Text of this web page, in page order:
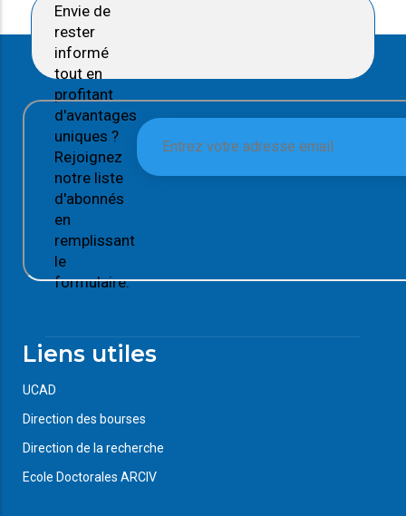
Envie de
rester
informé
tout en
profitant
d'avantages
uniques ?
Rejoignez
notre liste
d'abonnés
en
remplissant
le
formulaire.
Liens utiles
UCAD
Direction des bourses
Direction de la recherche
Ecole Doctorales ARCIV